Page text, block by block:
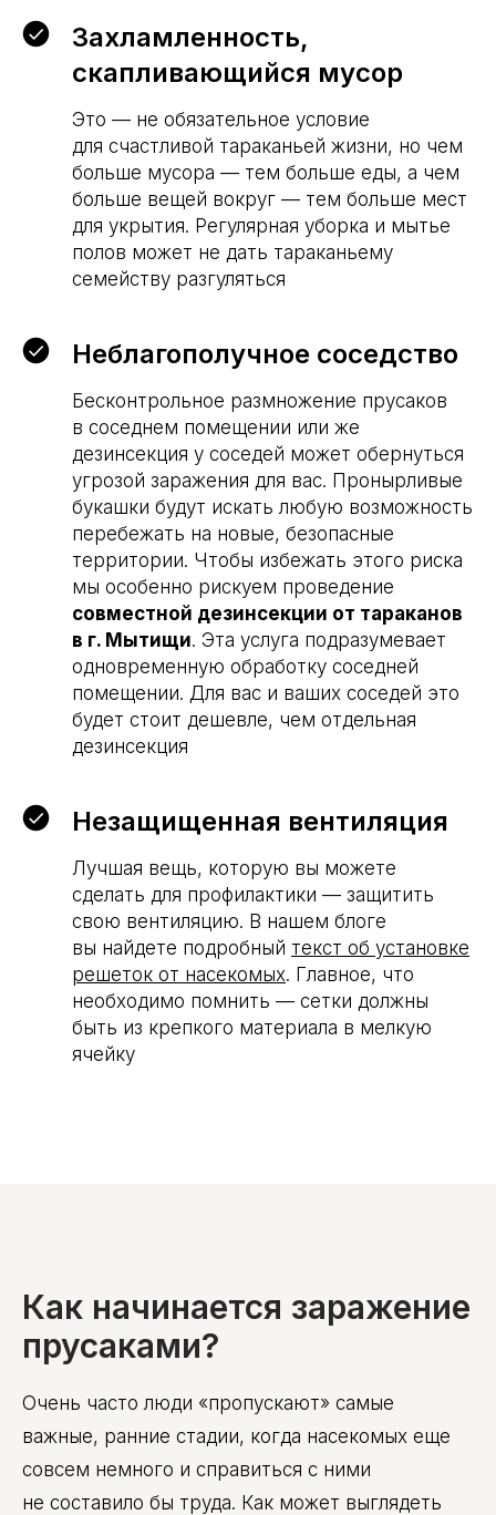
Захламленность,
скапливающийся мусор
Это — не обязательное условие
для счастливой тараканьей жизни, но чем
больше мусора — тем больше еды, а чем
больше вещей вокруг — тем больше мест
для укрытия. Регулярная уборка и мытье
полов может не дать тараканьему
семейству разгуляться
Неблагополучное соседство
Бесконтрольное размножение прусаков
в соседнем помещении или же
дезинсекция у соседей может обернуться
угрозой заражения для вас. Пронырливые
букашки будут искать любую возможность
перебежать на новые, безопасные
территории. Чтобы избежать этого риска
мы особенно рискуем проведение
совместной дезинсекции от тараканов
в г. Мытищи. Эта услуга подразумевает
одновременную обработку соседней
помещении. Для вас и ваших соседей это
будет стоит дешевле, чем отдельная
дезинсекция
Незащищенная вентиляция
Лучшая вещь, которую вы можете
сделать для профилактики — защитить
свою вентиляцию. В нашем блоге
вы найдете подробный текст об установке
решеток от насекомых. Главное, что
необходимо помнить — сетки должны
быть из крепкого материала в мелкую
ячейку
Как начинается заражение
прусаками?
Очень часто люди «пропускают» самые
важные, ранние стадии, когда насекомых еще
совсем немного и справиться с ними
не составило бы труда. Как может выглядеть
Уничтожение
тараканов со скидкой
Дарим скидку 10% при заказе через форму на
сайте. Консультация бесплатно.
ЗАКАЗАТЬ ОБРАБОТКУ